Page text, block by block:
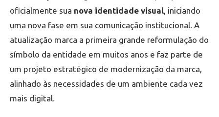
oficialmente sua nova identidade visual, iniciando
uma nova fase em sua comunicação institucional. A
atualização marca a primeira grande reformulação do
símbolo da entidade em muitos anos e faz parte de
um projeto estratégico de modernização da marca,
alinhado às necessidades de um ambiente cada vez
mais digital.